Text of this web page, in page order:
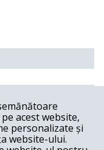
acest website,
personalizate și
website-ului.